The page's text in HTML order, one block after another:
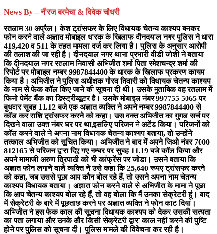
News By – नीरज बरमेचा & विवेक चौधरी
रतलाम 30 अप्रैल। केश ट्रांसफर के लिए विधायक चेतन्य काश्यप बनकर
फोन करने वाले अज्ञात मोबाइल धारक के खिलाफ दीनदयाल नगर पुलिस ने धारा
419,420 व 511 के तहत मामला दर्ज कर लिया है। पुलिस के अनुसार आरोपी
की तलाश की जा रही है। दीनदयाल नगर थाना प्रभारी वीडी जोशी ने बताया
कि दीनदयाल नगर रतलाम निवासी अभिजीत शर्मा पिता रमेशचन्द्र शर्मा की
रिपोर्ट पर मोबाइल नम्बर 9987844400 के धारक के खिलाफ प्रकरण कायम
किया है। अभिजीत ने पुलिस अधीक्षक गौरव तिवारी को विधायक चेतन्य काश्यप
के नाम से फेक कॉल किए जाने की सूचना दी थी। उसके मुताबिक वह रतलाम में
फिनो पेमेंट बैंक का डिस्ट्रीब्यूटर है। उसके मोबाइल नंबर 997755 5065 पर
बुधवार सुबह 11.12 बजे एक अज्ञात व्यक्ति ने अपने नम्बर 9987844400 से
कॉल कर राशि ट्रांसफर करने को कहा। उस वक्त अभिजीत का गुगल सर्च पर
दिखने वाला उक्त नंबर घर पर था,इसलिए परिजन ने अटेंड किया। परिजनों को
कॉल करने वाले ने अपना नाम विधायक चेतन्य काश्यप बताया, तो उन्होंने
तत्काल अभिजीत को सूचित किया। अभिजीत ने बाद में अपने जिओ नंबर 7000
812165 से परिजन द्वारा दिए गए नम्बर पर सुबह 11.19 बजे कॉल किया और
अपने मामाजी अरुण त्रिपाठी को भी कांफ्रेंस पर जोडा। उसने बताया कि
अज्ञात फोन लगाने वाले व्यक्ति ने उसे कहा कि 25,640 रूपए ट्रांसफर करने
को कहा, जब उससे पूछा आप कौन बोल रहे हैं, तो उसने अपना नाम चेतन्य
काश्यप विधायक बताया। अज्ञात फोन करने वाले से अभिजीत के मामा ने पूछा
कि आप चेतन्य काश्यप बोल रहे हैं, तो वह बोला कि मैं उनका सेक्रेटरी हूं। बाद
में सेक्रेटरी के बारे में पूछताछ करने पर अज्ञात व्यक्ति ने फोन काट दिया।
अभिजीत ने इस फेक काल की सूचना विधायक काश्यप को देकर उसकी सत्यता
का पता लगाया और उनके और किसी सेक्रेटरी द्वारा काल नहीं करने की पुष्टि
होने पर पुलिस को सूचना दी। पुलिस मामले की विवेचना कर रही है।